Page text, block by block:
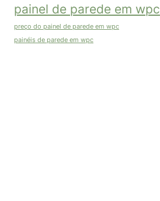
painel de parede em wpc
preço do painel de parede em wpc
painéis de parede em wpc